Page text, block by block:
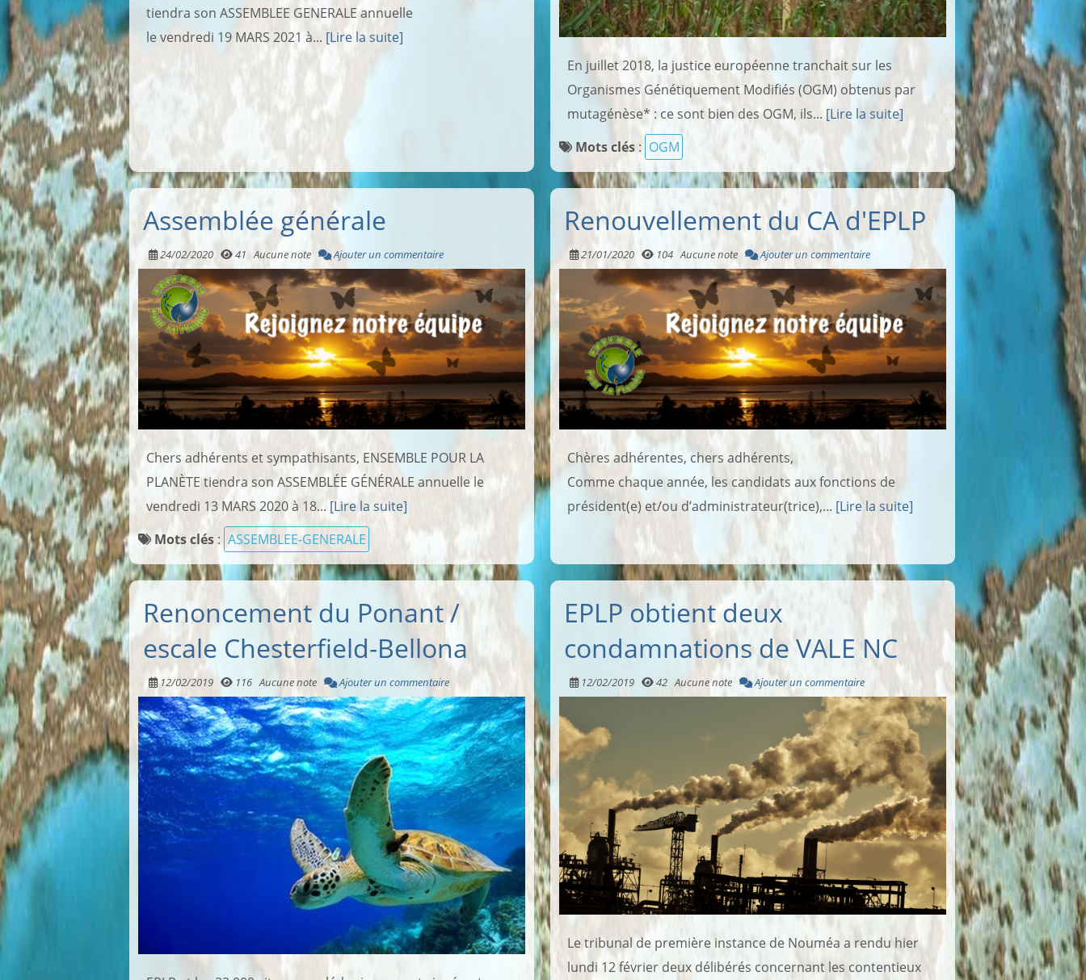
tiendra son ASSEMBLEE GENERALE annuelle
le vendredi 19 MARS 2021 à... [Lire la suite]
En juillet 2018, la justice européenne tranchait sur les
Organismes Génétiquement Modifiés (OGM) obtenus par
mutagénèse* : ce sont bien des OGM, ils... [Lire la suite]
Mots clés: OGM
Assemblée générale
24/02/2020 41 Aucune note Ajouter un commentaire
Chers adhérents et sympathisants, ENSEMBLE POUR LA
PLANÈTE tiendra son ASSEMBLÉE GÉNÉRALE annuelle le
vendredi 13 MARS 2020 à 18... [Lire la suite]
Mots clés : ASSEMBLEE-GENERALE
Renouvellement du CA d'EPLP
21/01/2020 104 Aucune note Ajouter un commentaire
Chères adhérentes, chers adhérents,
Comme chaque année, les candidats aux fonctions de
président(e) et/ou d’administrateur(trice),... [Lire la suite]
Renoncement du Ponant /
escale Chesterfield-Bellona
12/02/2019 116 Aucune note Ajouter un commentaire
EPLP obtient deux
condamnations de VALE NC
12/02/2019 42 Aucune note Ajouter un commentaire
Le tribunal de première instance de Nouméa a rendu hier
lundi 12 février deux délibérés concernant les contentieux